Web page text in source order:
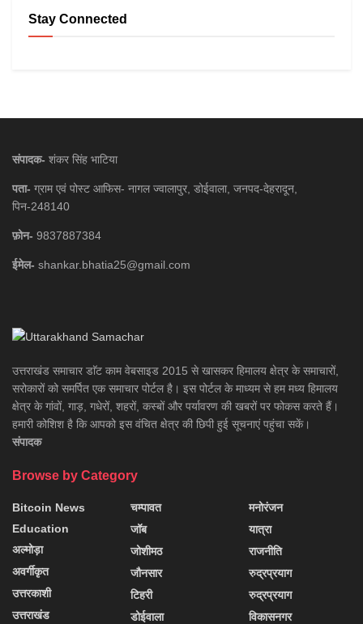
Stay Connected
संपादक- शंकर सिंह भाटिया
पता- ग्राम एवं पोस्ट आफिस- नागल ज्वालापुर, डोईवाला, जनपद-देहरादून,
पिन-248140
फ़ोन- 9837887384
ईमेल- shankar.bhatia25@gmail.com
उत्तराखंड समाचार डाॅट काम वेबसाइड 2015 से खासकर हिमालय क्षेत्र के समाचारों,
सरोकारों को समर्पित एक समाचार पोर्टल है। इस पोर्टल के माध्यम से हम मध्य हिमालय
क्षेत्र के गांवों, गाड़, गधेरों, शहरों, कस्बों और पर्यावरण की खबरों पर फोकस करते हैं।
हमारी कोशिश है कि आपको इस वंचित क्षेत्र की छिपी हुई सूचनाएं पहुंचा सकें।
संपादक
Browse by Category
Bitcoin News
Education
अल्मोड़ा
अवर्गीकृत
उत्तरकाशी
उत्तराखंड
चम्पावत
जॉब
जोशीमठ
जौनसार
टिहरी
डोईवाला
मनोरंजन
यात्रा
राजनीति
रुद्रप्रयाग
रुद्रप्रयाग
विकासनगर